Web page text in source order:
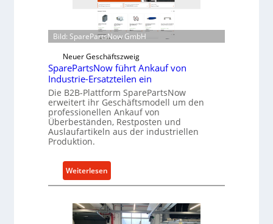
z
f
ü
r
i
n
d
i
r
e
k
e
A
n
r
r
o
e
n
t
w
i
c
k
e
l
X
6
0
P
Bild: SparePartsNow GmbH
Neuer Geschäftszweig
SparePartsNow führt Ankauf von
Industrie-Ersatzteilen ein
Die B2B-Plattform SparePartsNow
erweitert ihr Geschäftsmodell um den
professionellen Ankauf von
Überbeständen, Restposten und
Auslaufartikeln aus der industriellen
Produktion.
Weiterlesen:
S
a
r